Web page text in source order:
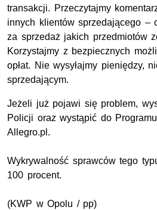
transakcji. Przeczytajmy
innych klientów sprzedającego –
za sprzedaż jakich przedmiotów
Korzystajmy z bezpiecznych
opłat. Nie wysyłajmy pieniędzy,
sprzedającym.
Jeżeli już pojawi się problem,
Policji oraz wystąpić do
Allegro.pl.
Wykrywalność sprawców tego
100 procent.
(KWP w Opolu / pp)